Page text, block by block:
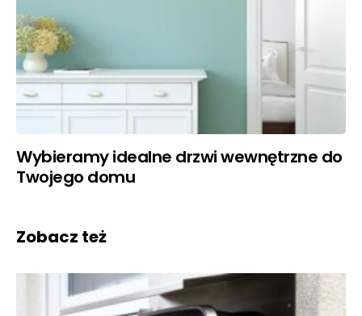
Wybieramy idealne drzwi wewnętrzne do
Twojego domu
Zobacz też